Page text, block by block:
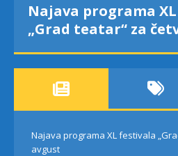
Najava programa
„Grad teatar“ za
Najava programa XL festivala
avgust